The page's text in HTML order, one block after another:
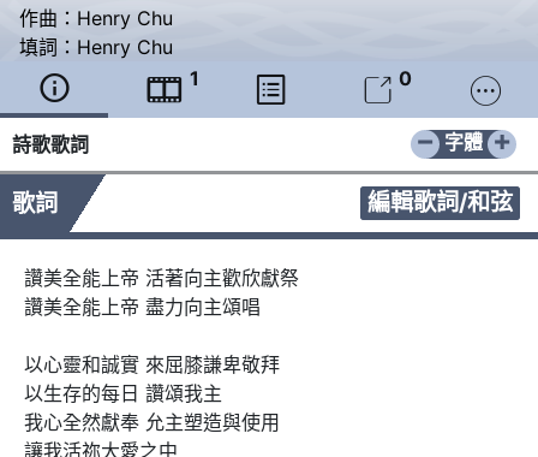
作曲： Henry Chu
填詞： Henry Chu
  1   0 
詩歌歌詞 − +
字體
歌詞 編輯歌詞/和弦
讚美全能上帝 活著向主歡欣獻祭
讚美全能上帝 盡力向主頌唱
以心靈和誠實 來屈膝謙卑敬拜
以生存的每日 讚頌我主
我心全然獻奉 允主塑造與使用
讓我活祢大愛之中